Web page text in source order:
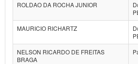
ROLDAO DA ROCHA JUNIOR
MAURICIO RICHARTZ
NELSON RICARDO DE FREITAS
BRAGA